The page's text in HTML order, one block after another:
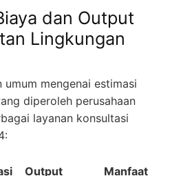
dan Output
Lingkungan
mengenai estimasi
diperoleh perusahaan
layanan konsultasi
Output
Manfaat